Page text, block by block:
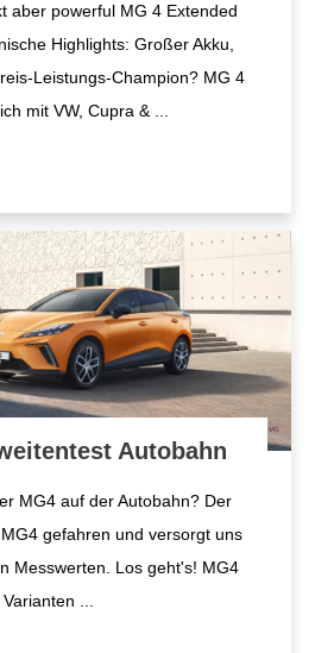
aber powerful MG 4 Extended
Highlights: Großer Akku,
Leistungs-Champion? MG 4
mit VW, Cupra &
Autobahn
MG4 auf der Autobahn? Der
gefahren und versorgt uns
Messwerten. Los geht's! MG4
Varianten